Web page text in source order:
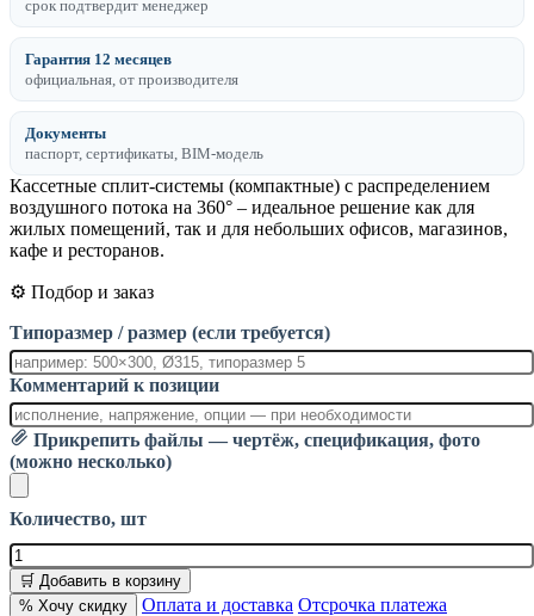
срок подтвердит менеджер
Гарантия 12 месяцев
официальная, от производителя
Документы
паспорт, сертификаты, BIM-модель
Кассетные сплит-системы (компактные) с распределением
воздушного потока на 360° – идеальное решение как для
жилых помещений, так и для небольших офисов, магазинов,
кафе и ресторанов.
⚙️ Подбор и заказ
Типоразмер / размер (если требуется)
Комментарий к позиции
Прикрепить файлы — чертёж, спецификация, фото
(можно несколько)
Количество, шт
🛒 Добавить в корзину
% Хочу скидку
Оплата и доставка Отсрочка платежа